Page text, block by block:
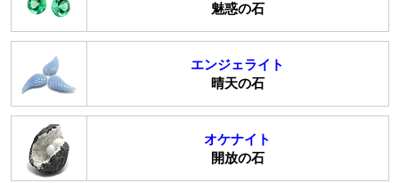
魅惑の石
エンジェライト
晴天の石
オケナイト
開放の石